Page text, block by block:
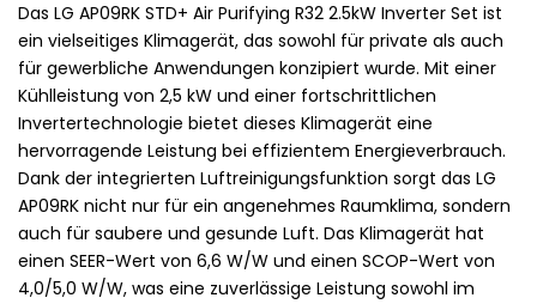
Das LG AP09RK STD+ Air Purifying R32 2.5kW Inverter Set ist
ein vielseitiges Klimagerät, das sowohl für private als auch
für gewerbliche Anwendungen konzipiert wurde. Mit einer
Kühlleistung von 2,5 kW und einer fortschrittlichen
Invertertechnologie bietet dieses Klimagerät eine
hervorragende Leistung bei effizientem Energieverbrauch.
Dank der integrierten Luftreinigungsfunktion sorgt das LG
AP09RK nicht nur für ein angenehmes Raumklima, sondern
auch für saubere und gesunde Luft. Das Klimagerät hat
einen SEER-Wert von 6,6 W/W und einen SCOP-Wert von
4,0/5,0 W/W, was eine zuverlässige Leistung sowohl im